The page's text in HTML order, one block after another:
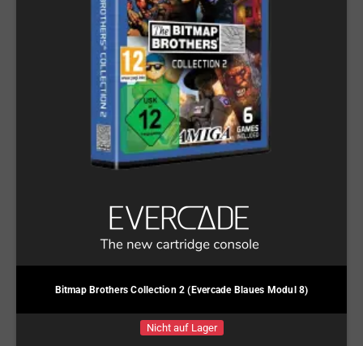
Bitmap Brothers Collection 2 (Evercade Blaues Modul 8)
Nicht auf Lager